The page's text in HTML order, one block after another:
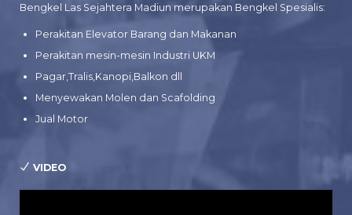
Bengkel Las Sejahtera Madiun merupakan Bengkel Spesialis:
Perakitan Elevator Barang dan Makanan
Perakitan mesin-mesin Industri UKM
Pagar,Tralis,Kanopi,Balkon dll
Menyewakan Molen dan Scafolding
Jual Motor
VIDEO